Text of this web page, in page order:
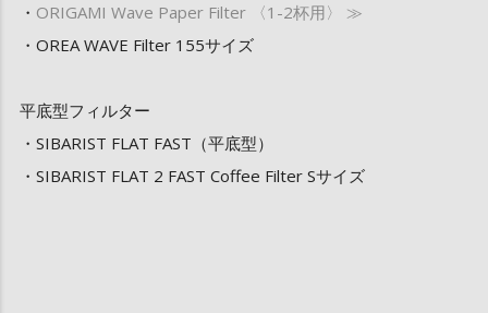
・ ORIGAMI Wave Paper Filter 〈1-2杯用〉 ≫
・OREA WAVE Filter 155サイズ
平底型フィルター
・SIBARIST FLAT FAST（平底型）
・SIBARIST FLAT 2 FAST Coffee Filter Sサイズ